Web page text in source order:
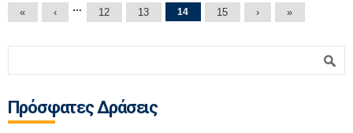
Σελίδες
« ‹ … 12 13 14 15 › »
Πρόσφατες Δράσεις